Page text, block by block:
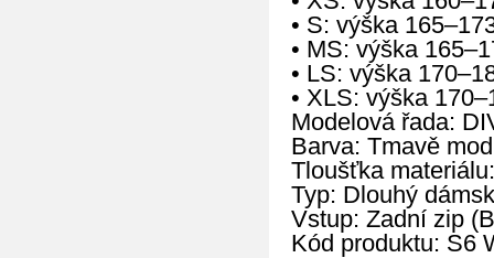
• S: výška
• MS: výška
• LS: výška
• XLS: výška
Modelová řada:
Barva: Tmavě
Tloušťka
Typ: Dlouhý
Vstup: Zadní zip
Kód produktu: S6